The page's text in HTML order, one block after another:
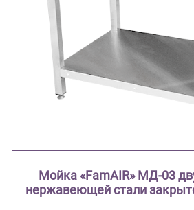
Мойка «FamAIR» МД-03
нержавеющей стали